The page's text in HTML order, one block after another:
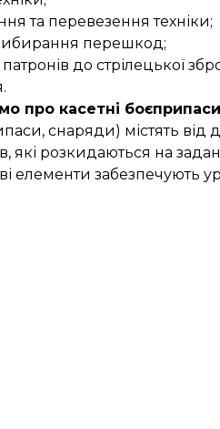
та перевезення техніки;
перешкод;
до стрілецької
про касетні
снаряди) містять від
розкидаються на
елементи забезпечують